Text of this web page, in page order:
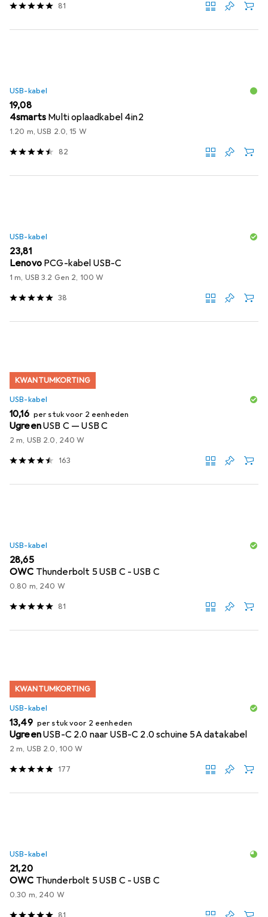
81
USB-kabel
EUR
19,08
4smarts Multi oplaadkabel 4in2
1.20 m, USB 2.0, 15 W
82
USB-kabel
EUR
23,81
Lenovo PCG-kabel USB-C
1 m, USB 3.2 Gen 2, 100 W
38
KWANTUMKORTING
USB-kabel
EUR
10,16 per stuk voor 2 eenheden
UgreenUSB C — USB C
2 m, USB 2.0, 240 W
163
USB-kabel
EUR
28,65
OWC Thunderbolt 5 USB C - USB C
0.80 m, 240 W
81
KWANTUMKORTING
USB-kabel
EUR
13,49 per stuk voor 2 eenheden
UgreenUSB-C 2.0 naar USB-C 2.0 schuine 5A datakabel
2 m, USB 2.0, 100 W
177
USB-kabel
EUR
21,20
OWC Thunderbolt 5 USB C - USB C
0.30 m, 240 W